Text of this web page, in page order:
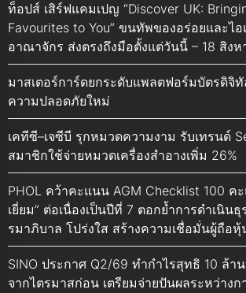
ท็อปส์ เสิร์ฟแคมเปญ “Discover UK:
Favourites to You” ขนทัพของอร่อยและไ
อาณาจักร ส่งตรงถึงมือตั้งแต่วันนี้ – 18 สิง
มาสเตอร์การ์ดยกระดับแพลตฟอร์มบัตรดิจิ
ความปลอดภัยใหม่
เคทีซี–เจซีบี รุกหมวดความงาม รับเทรนด์
สมาชิกใช้จ่ายหมวดเครื่องสำอางเพิ่ม 26%
PHOL คว้าคะแนน AGM Checklist 100 ค
เยี่ยม” ต่อเนื่องเป็นปีที่ 7 ตอกย้ำการดำเนิน
รมาภิบาล โปร่งใส สร้างความเชื่อมั่นผู้ถือหุ้
SINO ประกาศ Q2/69 ทำกำไรสุทธิ 10 ล้า
จากไตรมาสก่อน เตรียมจ่ายปันผลระหว่าง